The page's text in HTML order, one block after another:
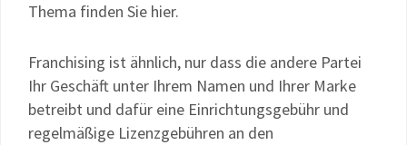
Thema finden Sie hier.
Franchising ist ähnlich, nur dass die andere Partei
Ihr Geschäft unter Ihrem Namen und Ihrer Marke
betreibt und dafür eine Einrichtungsgebühr und
regelmäßige Lizenzgebühren an den